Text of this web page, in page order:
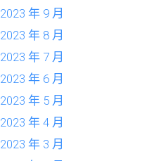
2023 年 9 月
2023 年 8 月
2023 年 7 月
2023 年 6 月
2023 年 5 月
2023 年 4 月
2023 年 3 月